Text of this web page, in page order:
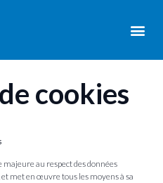
cookies
cookies
au respect des données
met en œuvre tous les moyens à sa